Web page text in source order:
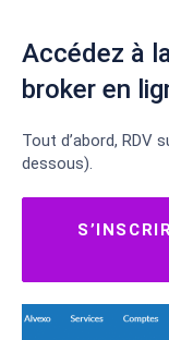
Accédez à
broker en
Tout d’abord, RDV
dessous).